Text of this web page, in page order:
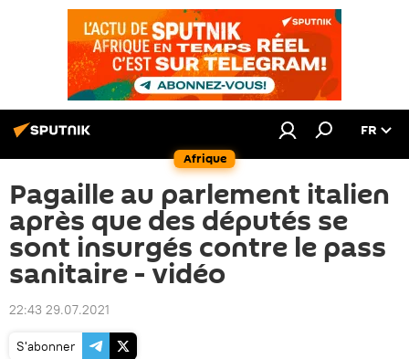
Afrique
FR
Pagaille au parlement italien
après que des députés se
sont insurgés contre le pass
sanitaire - vidéo
22:43 29.07.2021
S'abonner